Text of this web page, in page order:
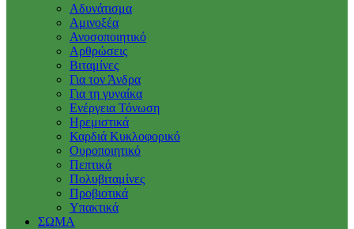
Αδυνάτισμα
Αμινοξέα
Ανοσοποιητικό
Αρθρώσεις
Βιταμίνες
Για τον Άνδρα
Για τη γυναίκα
Ενέργεια Τόνωση
Ηρεμιστικά
Καρδιά Κυκλοφορικό
Ουροποιητικό
Πεπτικά
Πολυβιταμίνες
Προβιοτικά
Υπακτικά
ΣΩΜΑ